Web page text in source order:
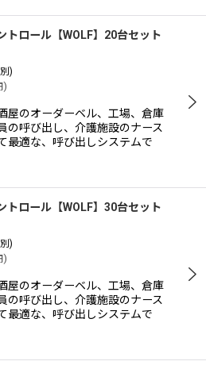
トロール【WOLF】20台セット
)
)
屋のオーダーベル、工場、倉庫
の呼び出し、介護施設のナース
最適な、呼び出しシステムで
トロール【WOLF】30台セット
)
)
屋のオーダーベル、工場、倉庫
の呼び出し、介護施設のナース
最適な、呼び出しシステムで